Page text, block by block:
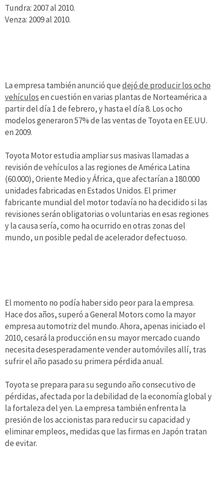
Tundra: 2007 al 2010.
Venza: 2009 al 2010.
La empresa también anunció quedejó de producir los ocho
vehículosen cuestión en varias plantas de Norteamérica a
partir del día 1 de febrero, y hasta el día 8. Los ocho
modelos generaron 57% de las ventas de Toyota en EE.UU.
en 2009.
Toyota Motor estudia ampliar sus masivas llamadas a
revisión de vehículos a las regiones de América Latina
(60.000), Oriente Medio y África, que afectarían a 180.000
unidades fabricadas en Estados Unidos. El primer
fabricante mundial del motor todavía no ha decidido si las
revisiones serán obligatorias o voluntarias en esas regiones
y la causa sería, como ha ocurrido en otras zonas del
mundo, un posible pedal de acelerador defectuoso.
El momento no podía haber sido peor para la empresa.
Hace dos años, superó a General Motors como la mayor
empresa automotriz del mundo. Ahora, apenas iniciado el
2010, cesará la producción en su mayor mercado cuando
necesita desesperadamente vender automóviles allí, tras
sufrir el año pasado su primera pérdida anual.
Toyota se prepara para su segundo año consecutivo de
pérdidas, afectada por la debilidad de la economía global y
la fortaleza del yen. La empresa también enfrenta la
presión de los accionistas para reducir su capacidad y
eliminar empleos, medidas que las firmas en Japón tratan
de evitar.